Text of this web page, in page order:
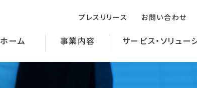
プレスリリース お問い合わせ
ホーム 事業内容 サービス・ソリュー